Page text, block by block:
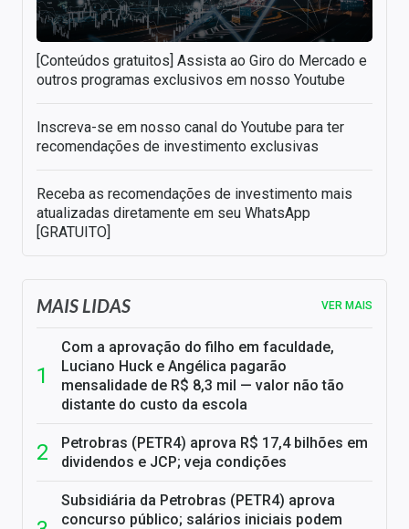
[Conteúdos gratuitos] Assista ao Giro do Mercado e
outros programas exclusivos em nosso Youtube
Inscreva-se em nosso canal do Youtube para ter
recomendações de investimento exclusivas
Receba as recomendações de investimento mais
atualizadas diretamente em seu WhatsApp
[GRATUITO]
MAIS LIDAS VER MAIS
Com a aprovação do filho em faculdade,
Luciano Huck e Angélica pagarão
mensalidade de R$ 8,3 mil — valor não tão
distante do custo da escola
Petrobras (PETR4) aprova R$ 17,4 bilhões em
dividendos e JCP; veja condições
Subsidiária da Petrobras (PETR4) aprova
concurso público; salários iniciais podem